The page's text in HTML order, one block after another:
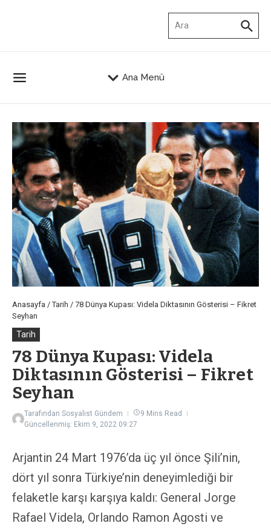
Ana Menü
Anasayfa /Tarih / 78 Dünya Kupası: Videla Diktasının Gösterisi – Fikret
Seyhan
Tarih
78 Dünya Kupası: Videla
Diktasının Gösterisi – Fikret
Seyhan
Tarafından Sosyalist Gündem
9 Mins Read
Güncellenmiş: Ekim 9, 2022 09:27
Arjantin 24 Mart 1976’da üç yıl önce Şili’nin,
dört yıl sonra Türkiye’nin deneyimlediği bir
felaketle karşı karşıya kaldı: General Jorge
Rafael Videla, Orlando Ramon Agosti ve